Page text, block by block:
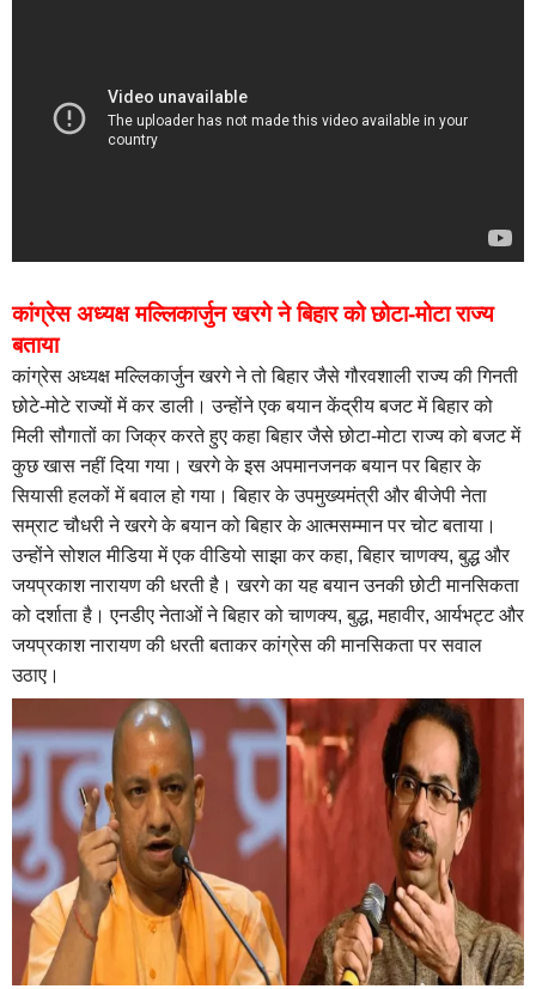
कांग्रेस अध्यक्ष मल्लिकार्जुन खरगे ने बिहार को छोटा-मोटा राज्य
बताया
कांग्रेस अध्यक्ष मल्लिकार्जुन खरगे ने तो बिहार जैसे गौरवशाली राज्य की गिनती
छोटे-मोटे राज्यों में कर डाली। उन्होंने एक बयान केंद्रीय बजट में बिहार को
मिली सौगातों का जिक्र करते हुए कहा बिहार जैसे छोटा-मोटा राज्य को बजट में
कुछ खास नहीं दिया गया। खरगे के इस अपमानजनक बयान पर बिहार के
सियासी हलकों में बवाल हो गया। बिहार के उपमुख्यमंत्री और बीजेपी नेता
सम्राट चौधरी ने खरगे के बयान को बिहार के आत्मसम्मान पर चोट बताया।
उन्होंने सोशल मीडिया में एक वीडियो साझा कर कहा, बिहार चाणक्य, बुद्ध और
जयप्रकाश नारायण की धरती है। खरगे का यह बयान उनकी छोटी मानसिकता
को दर्शाता है। एनडीए नेताओं ने बिहार को चाणक्य, बुद्ध, महावीर, आर्यभट्ट और
जयप्रकाश नारायण की धरती बताकर कांग्रेस की मानसिकता पर सवाल
उठाए।